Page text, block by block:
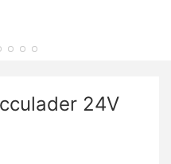
24V